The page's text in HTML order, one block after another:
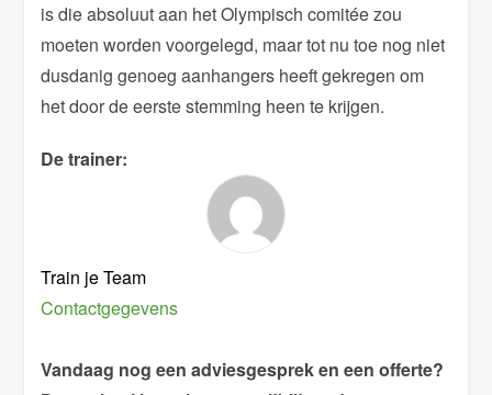
is die absoluut aan het Olympisch comitée zou
moeten worden voorgelegd, maar tot nu toe nog niet
dusdanig genoeg aanhangers heeft gekregen om
het door de eerste stemming heen te krijgen.
De trainer:
Train je Team
Contactgegevens
Vandaag nog een adviesgesprek en een offerte?